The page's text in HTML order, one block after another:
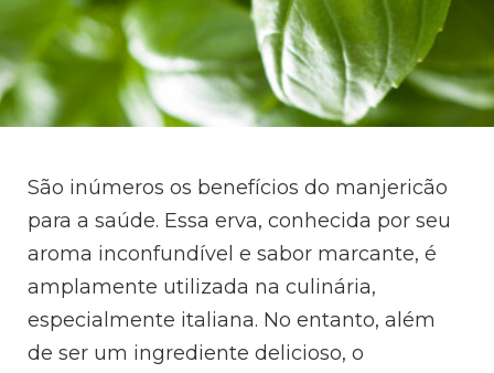
São inúmeros os benefícios do manjericão
para a saúde. Essa erva, conhecida por seu
aroma inconfundível e sabor marcante, é
amplamente utilizada na culinária,
especialmente italiana. No entanto, além
de ser um ingrediente delicioso, o